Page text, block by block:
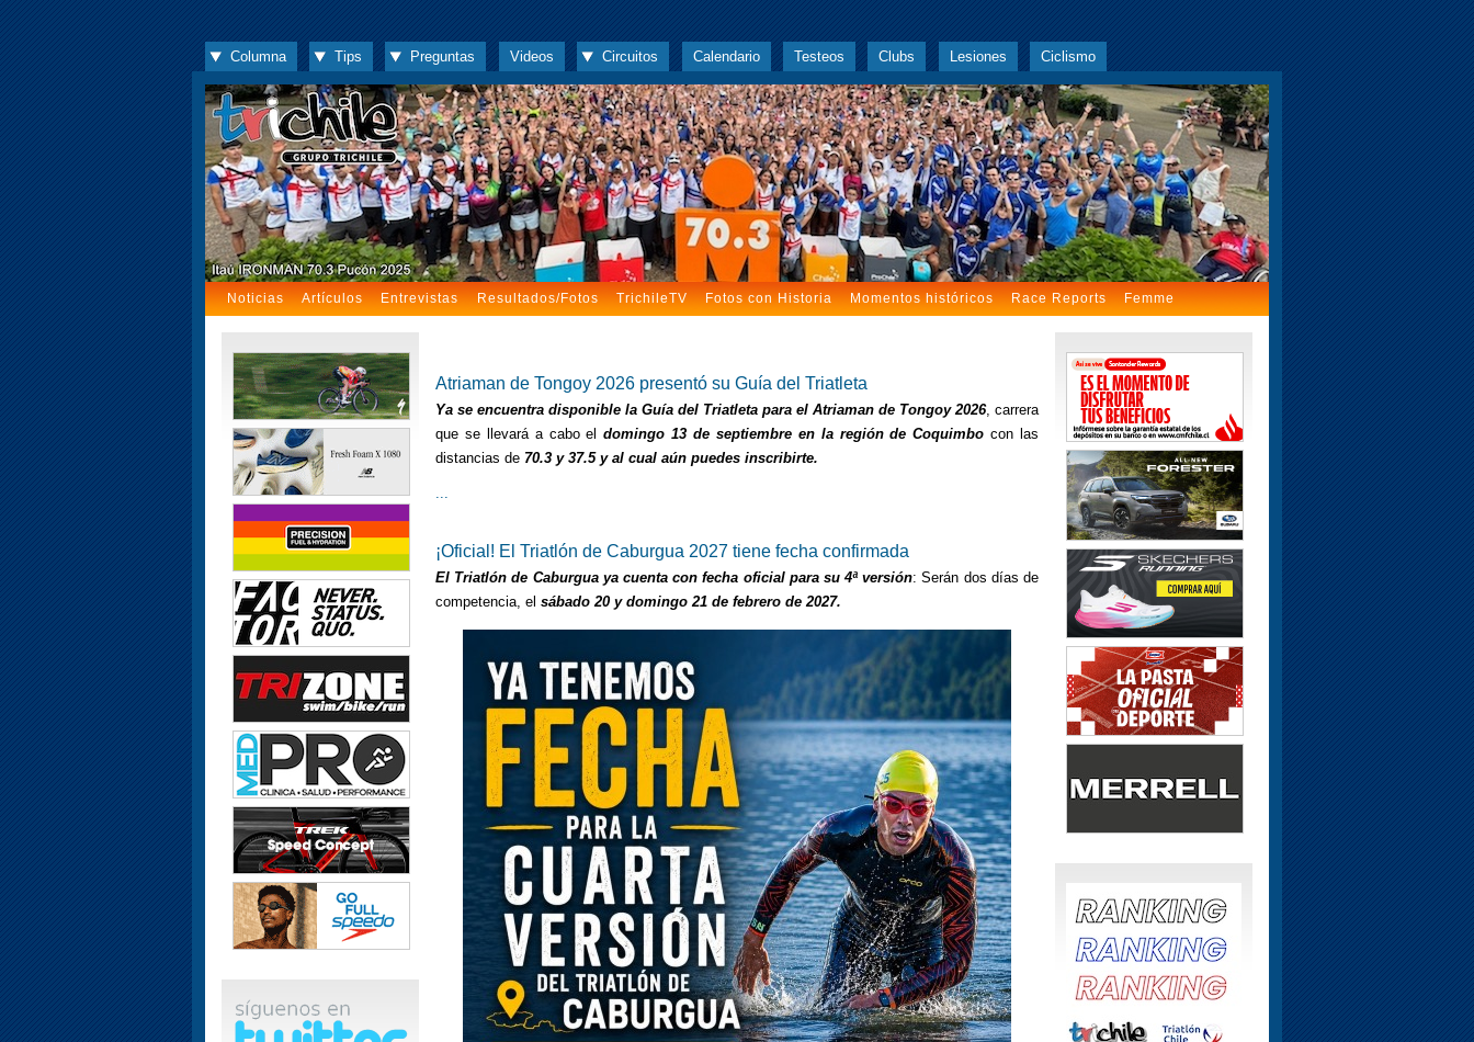
Columna Tips Preguntas Videos Circuitos Calendario Testeos Clubs Lesiones Ciclismo
Noticias Artículos Entrevistas Resultados/Fotos TrichileTV Fotos con Historia Momentos históricos Race Reports Femme
Atriaman de Tongoy 2026 presentó su Guía del Triatleta
Ya se encuentra disponible la Guía del Triatleta para el Atriaman de Tongoy 2026, carrera
que se llevará a cabo eldomingo 13 de septiembre en la región de Coquimbo con las
distancias de 70.3 y 37.5 y al cual aún puedes inscribirte.
...
¡Oficial! El Triatlón de Caburgua 2027 tiene fecha confirmada
El Triatlón de Caburgua ya cuenta con fecha oficial para su 4ª versión: Serán dos días de
competencia, el sábado 20 y domingo 21 de febrero de 2027.